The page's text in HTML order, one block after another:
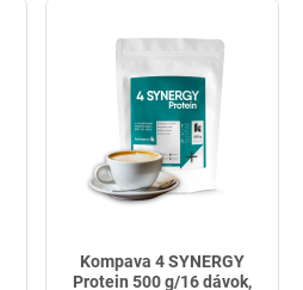
Kompava 4 SYNERGY
Protein 500 g/16 dávok,